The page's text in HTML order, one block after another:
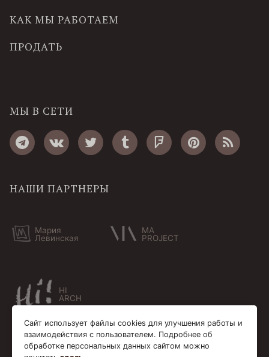
КАК МЫ РАБОТАЕМ
ПРОДАТЬ
МЫ В СЕТИ
НАШИ ПАРТНЕРЫ
Мария
Левинская
MA
PROJECT
HI
ARCH
Сайт использует файлы cookies для улучшения работы и
взаимодействия с пользователем. Подробнее об
обработке персональных данных сайтом можно